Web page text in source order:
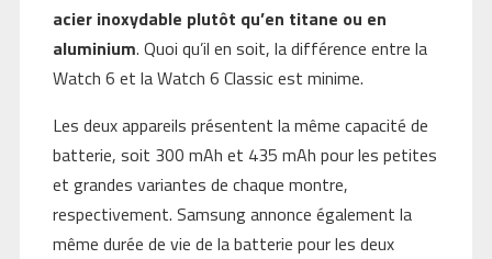
acier inoxydable plutôt qu’en titane ou en
aluminium. Quoi qu’il en soit, la différence entre la
Watch 6 et la Watch 6 Classic est minime.
Les deux appareils présentent la même capacité de
batterie, soit 300 mAh et 435 mAh pour les petites
et grandes variantes de chaque montre,
respectivement. Samsung annonce également la
même durée de vie de la batterie pour les deux